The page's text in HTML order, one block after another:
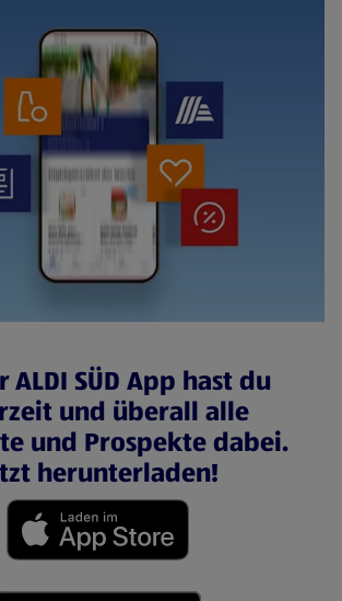
ALDI SÜD App hast du
und überall alle
und Prospekte dabei.
herunterladen!